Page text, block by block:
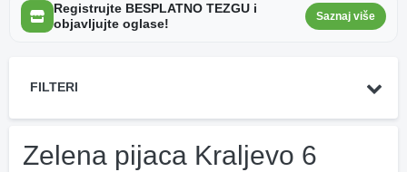
Registrujte BESPLATNO TEZGU i
objavljujte oglase!
Saznaj više
FILTERI
Zelena pijaca Kraljevo 6